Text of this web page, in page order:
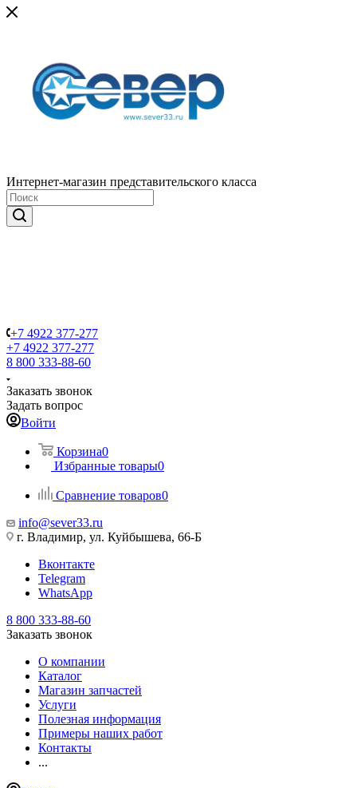
Интернет-магазин представительского класса
+7 4922 377-277
+7 4922 377-277
8 800 333-88-60
Заказать звонок
Задать вопрос
Войти
Корзина0
Избранные товары0
Сравнение товаров0
info@sever33.ru
г. Владимир, ул. Куйбышева, 66-Б
Вконтакте
Telegram
WhatsApp
8 800 333-88-60
Заказать звонок
О компании
Каталог
Магазин запчастей
Услуги
Полезная информация
Примеры наших работ
Контакты
...